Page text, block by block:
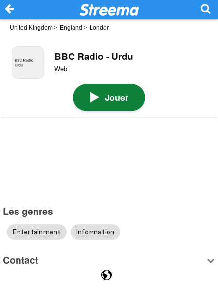
United Kingdom > England > London
BBC Radio - Urdu
Web
Jouer
Les genres
Entertainment Information
Contact